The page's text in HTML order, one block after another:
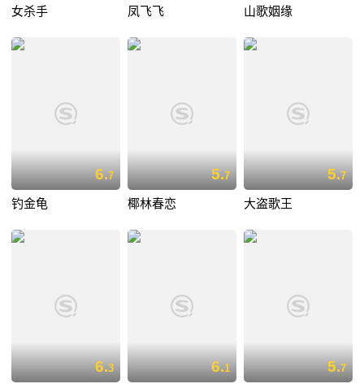
女杀手 凤飞飞 山歌姻缘
6.7
钓金龟
5.7
椰林春恋
5.7
大盗歌王
6.3 6.1 5.7